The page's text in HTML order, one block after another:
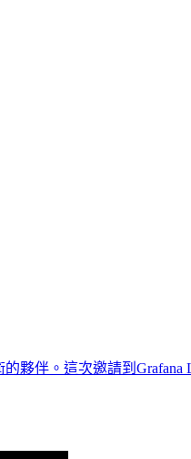
夥伴。這次邀請到